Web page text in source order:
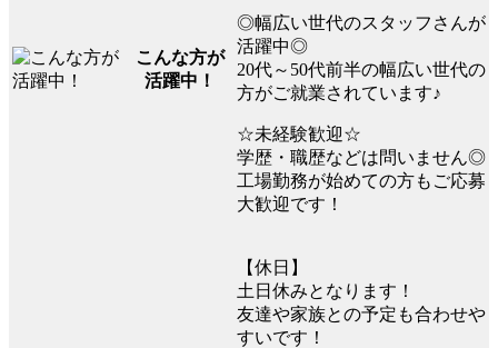
こんな方が
活躍中！
◎幅広い世代のスタッフさんが
活躍中◎
20代～50代前半の幅広い世代の
方がご就業されています♪
☆未経験歓迎☆
学歴・職歴などは問いません◎
工場勤務が始めての方もご応募
大歓迎です！
【休日】
土日休みとなります！
友達や家族との予定も合わせや
すいです！